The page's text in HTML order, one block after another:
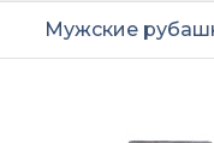
Мужские